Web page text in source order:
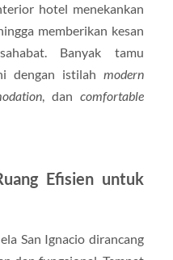
hotel menekankan
memberikan kesan
Banyak tamu
dengan istilahmodern
, dancomfortable
Efisien untuk
San Ignacio dirancang